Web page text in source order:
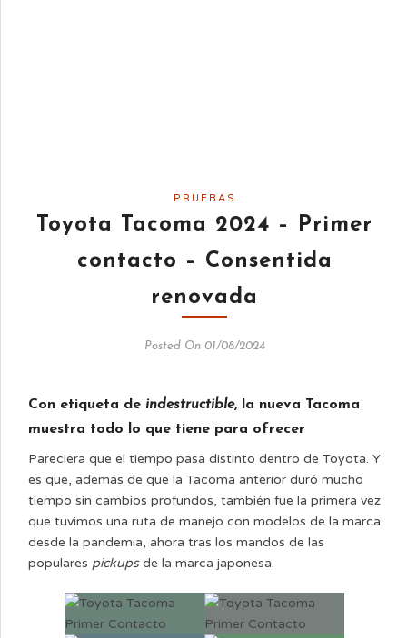
PRUEBAS
Toyota Tacoma 2024 – Primer
contacto – Consentida
renovada
Posted On 01/08/2024
Con etiqueta de indestructible, la nueva Tacoma
muestra todo lo que tiene para ofrecer
Pareciera que el tiempo pasa distinto dentro de Toyota. Y
es que, además de que la Tacoma anterior duró mucho
tiempo sin cambios profundos, también fue la primera vez
que tuvimos una ruta de manejo con modelos de la marca
desde la pandemia, ahora tras los mandos de las
populares pickupsde la marca japonesa.